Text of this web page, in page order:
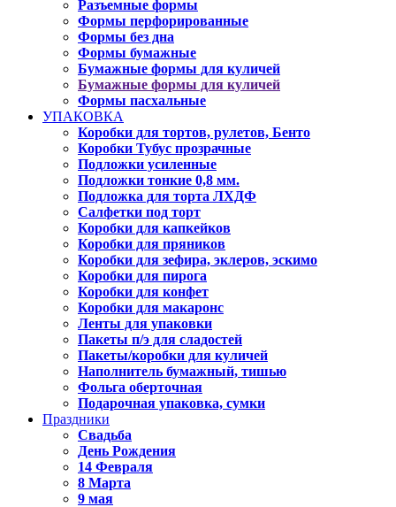
Разъемные формы
Формы перфорированные
Формы без дна
Формы бумажные
Бумажные формы для куличей
Бумажные формы для куличей
Формы пасхальные
УПАКОВКА
Коробки для тортов, рулетов, Бенто
Коробки Тубус прозрачные
Подложки усиленные
Подложки тонкие 0,8 мм.
Подложка для торта ЛХДФ
Салфетки под торт
Коробки для капкейков
Коробки для пряников
Коробки для зефира, эклеров, эскимо
Коробки для пирога
Коробки для конфет
Коробки для макаронс
Ленты для упаковки
Пакеты п/э для сладостей
Пакеты/коробки для куличей
Наполнитель бумажный, тишью
Фольга оберточная
Подарочная упаковка, сумки
Праздники
Свадьба
День Рождения
14 Февраля
8 Марта
9 мая